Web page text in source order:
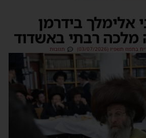
אלימלך בידרמן
מלכה רבתי באשדוד
י״ח בתמוז תשפ״ו (03/07/2026) תגובות